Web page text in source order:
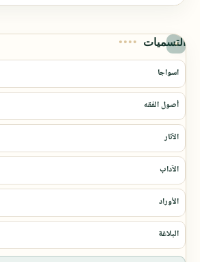
التسميات